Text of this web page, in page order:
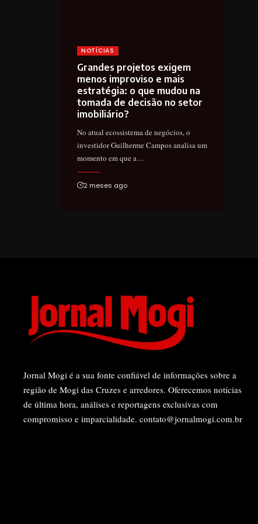
NOTÍCIAS
Grandes projetos exigem
menos improviso e mais
estratégia: o que mudou na
tomada de decisão no setor
imobiliário?
No atual ecossistema de negócios, o
investidor Guilherme Campos analisa um
momento em que a…
2 meses ago
Jornal Mogi é a sua fonte confiável de informações sobre a
região de Mogi das Cruzes e arredores. Oferecemos notícias
de última hora, análises e reportagens exclusivas com
compromisso e imparcialidade. contato@jornalmogi.com.br